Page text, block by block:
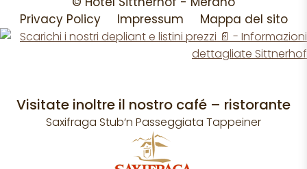
Privacy Policy
Impressum Mappa del sito
Visitate inoltre il nostro café – ristorante
Saxifraga Stub‘n Passeggiata Tappeiner